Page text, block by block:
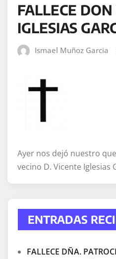
FALLECE
IGLESIAS
Ismael Muñoz Garcia
Ayer nos dejó nuestro
vecino D. Vicente Iglesias
ENTRADAS
FALLECE DÑA.